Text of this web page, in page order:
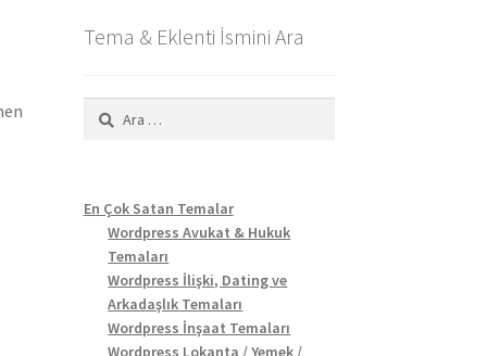
Tema & Eklenti İsmini Ara
Arama:
En Çok Satan Temalar
Wordpress Avukat & Hukuk
Temaları
Wordpress İlişki, Dating ve
Arkadaşlık Temaları
Wordpress İnşaat Temaları
Wordpress Lokanta / Yemek /